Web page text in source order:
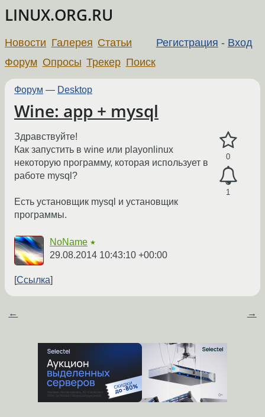
LINUX.ORG.RU
Регистрация - Вход
Новости Галерея Статьи
Форум Опросы Трекер Поиск
Форум — Desktop
Wine: app + mysql
0
1
Здравствуйте!
Как запустить в wine или playonlinux
некоторую программу, которая использует в
работе mysql?
Есть установщик mysql и установщик
программы.
NoName ★
29.08.2014 10:43:10 +00:00
Ссылка
← →